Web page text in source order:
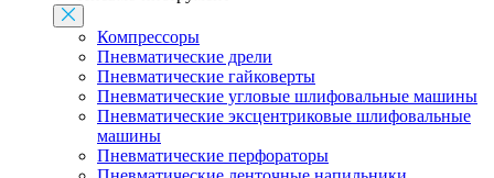
Компрессоры
Пневматические дрели
Пневматические гайковерты
Пневматические угловые шлифовальные машины
Пневматические эксцентриковые шлифовальные
машины
Пневматические перфораторы